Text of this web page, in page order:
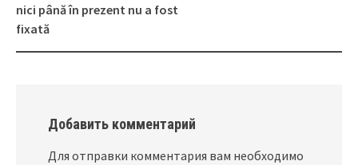
nici până în prezent nu a fost
fixată
Добавить комментарий
Для отправки комментария вам необходимо